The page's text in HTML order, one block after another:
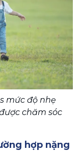
mức độ nhẹ
chăm sóc
hợp nặng